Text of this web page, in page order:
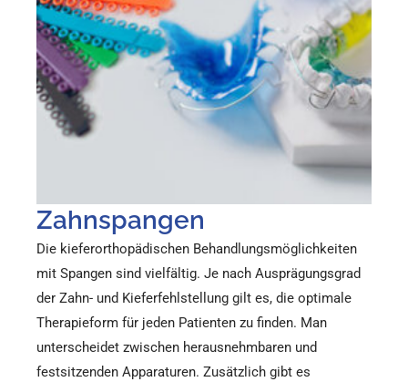
Zahnspangen
Die kieferorthopädischen Behandlungsmöglichkeiten
mit Spangen sind vielfältig. Je nach Ausprägungsgrad
der Zahn- und Kieferfehlstellung gilt es, die optimale
Therapieform für jeden Patienten zu finden. Man
unterscheidet zwischen herausnehmbaren und
festsitzenden Apparaturen. Zusätzlich gibt es